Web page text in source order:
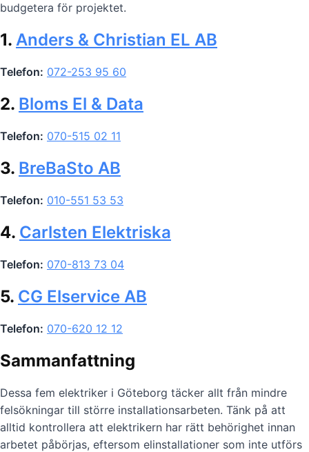
budgetera för projektet.
1. Anders & Christian EL AB
Telefon: 072-253 95 60
2. Bloms El & Data
Telefon: 070-515 02 11
3. BreBaSto AB
Telefon: 010-551 53 53
4. Carlsten Elektriska
Telefon: 070-813 73 04
5. CG Elservice AB
Telefon: 070-620 12 12
Sammanfattning
Dessa fem elektriker i Göteborg täcker allt från mindre
felsökningar till större installationsarbeten. Tänk på att
alltid kontrollera att elektrikern har rätt behörighet innan
arbetet påbörjas, eftersom elinstallationer som inte utförs